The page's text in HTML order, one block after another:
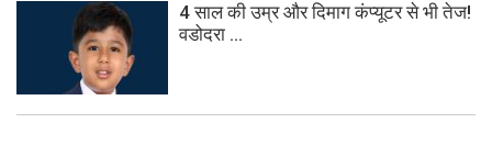
4 साल की उम्र और दिमाग कंप्यूटर से भी तेज!
वडोदरा ...